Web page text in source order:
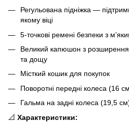
Регульована підніжка —
якому віці
5-точкові ремені безпеки з
Великий капюшон з
та дощу
Місткий кошик для покупок
Поворотні передні колеса (16
Гальма на задні колеса (19,5
📐 Характеристики: